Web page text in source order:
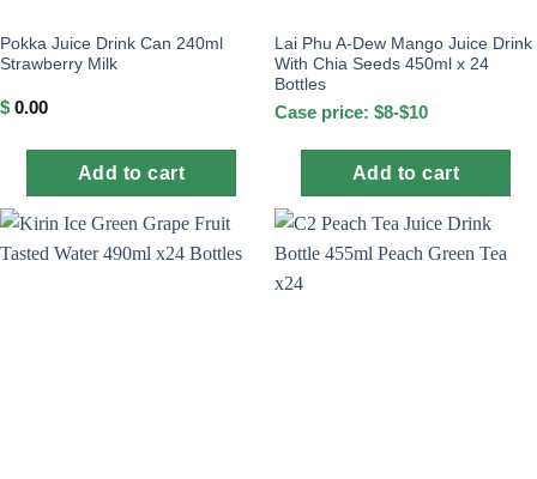
Pokka Juice Drink Can 240ml
Strawberry Milk
$ 0.00
Add to cart
Lai Phu A-Dew Mango Juice Drink
With Chia Seeds 450ml x 24
Bottles
Case price: $8-$10
Add to cart